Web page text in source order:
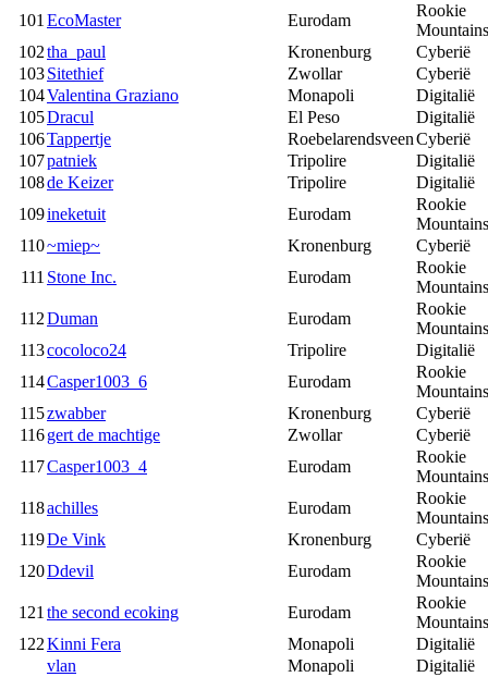
101EcoMaster Eurodam
Rookie
Mountains
102tha_paul Kronenburg
Cyberië
103Sitethief Zwollar
Cyberië
104Valentina Graziano Monapoli
Digitalië
105Dracul El Peso
Digitalië
106Tappertje RoebelarendsveenCyberië
107patniek Tripolire
Digitalië
108de Keizer Tripolire
Digitalië
109ineketuit Eurodam
Rookie
Mountains
110~miep~ Kronenburg
Cyberië
111 Stone Inc. Eurodam
Rookie
Mountains
112Duman Eurodam
Rookie
Mountains
113cocoloco24 Tripolire
Digitalië
114Casper1003_6 Eurodam
Rookie
Mountains
115zwabber Kronenburg
Cyberië
116gert de machtige Zwollar
Cyberië
117Casper1003_4 Eurodam
Rookie
Mountains
118achilles Eurodam
Rookie
Mountains
119De Vink Kronenburg
Cyberië
120Ddevil Eurodam
Rookie
Mountains
121the second ecoking Eurodam
Rookie
Mountains
122Kinni Fera Monapoli
Digitalië
vlan
Monapoli
Digitalië